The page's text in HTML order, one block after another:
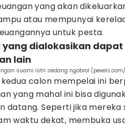
yang akan
atau mempunyai
untuk pesta.
yang dialokasikan
lain
suami istri sedang ngobrol
kedua calon mempelai ini
yang mahal ini bisa
datang. Seperti jika
waktu dekat, membuka